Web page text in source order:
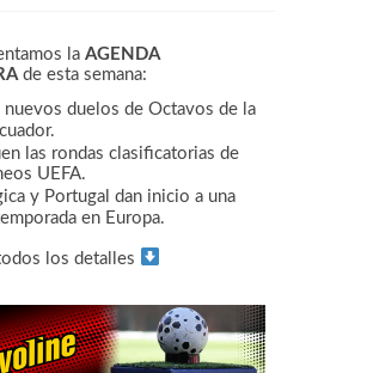
la AGENDA
de esta semana:
nuevos duelos de Octavos de la
las rondas clasificatorias de
UEFA.
y Portugal dan inicio a una
en Europa.
los detalles